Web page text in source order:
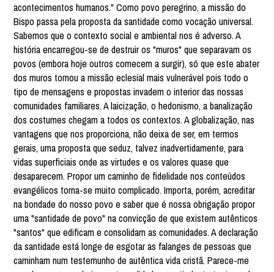
acontecimentos humanos." Como povo peregrino, a missão do
Bispo passa pela proposta da santidade como vocação universal.
Sabemos que o contexto social e ambiental nos é adverso. A
história encarregou-se de destruir os "muros" que separavam os
povos (embora hoje outros comecem a surgir), só que este abater
dos muros tornou a missão eclesial mais vulnerável pois todo o
tipo de mensagens e propostas invadem o interior das nossas
comunidades familiares. A laicização, o hedonismo, a banalização
dos costumes chegam a todos os contextos. A globalização, nas
vantagens que nos proporciona, não deixa de ser, em termos
gerais, uma proposta que seduz, talvez inadvertidamente, para
vidas superficiais onde as virtudes e os valores quase que
desaparecem. Propor um caminho de fidelidade nos conteúdos
evangélicos torna-se muito complicado. Importa, porém, acreditar
na bondade do nosso povo e saber que é nossa obrigação propor
uma "santidade de povo" na convicção de que existem autênticos
"santos" que edificam e consolidam as comunidades. A declaração
da santidade está longe de esgotar as falanges de pessoas que
caminham num testemunho de autêntica vida cristã. Parece-me